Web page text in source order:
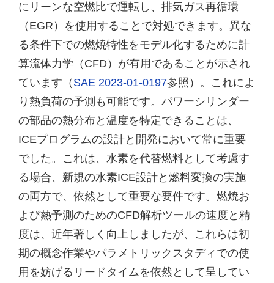
にリーンな空燃比で運転し、排気ガス再循環
（EGR）を使用することで対処できます。異な
る条件下での燃焼特性をモデル化するために計
算流体力学（CFD）が有用であることが示され
ています（ SAE 2023-01-0197参照）。これによ
り熱負荷の予測も可能です。パワーシリンダー
の部品の熱分布と温度を特定できることは、
ICEプログラムの設計と開発において常に重要
でした。これは、水素を代替燃料として考慮す
る場合、新規の水素ICE設計と燃料変換の実施
の両方で、依然として重要な要件です。燃焼お
よび熱予測のためのCFD解析ツールの速度と精
度は、近年著しく向上しましたが、これらは初
期の概念作業やパラメトリックスタディでの使
用を妨げるリードタイムを依然として呈してい